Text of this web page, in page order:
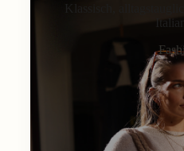
Klassisch,